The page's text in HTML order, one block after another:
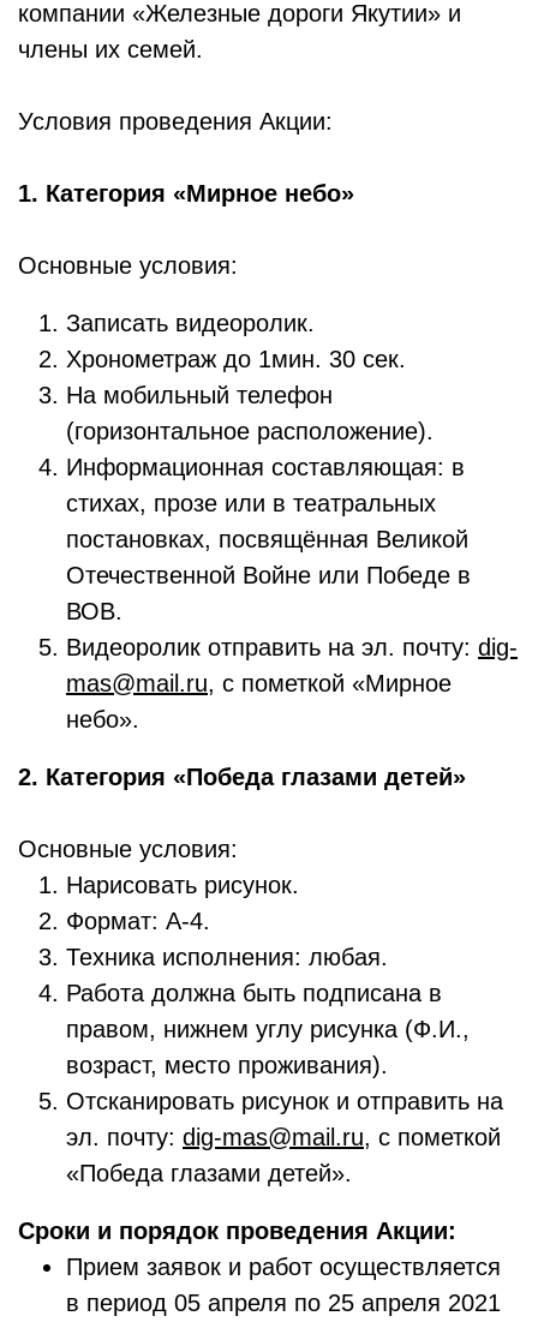
компании «Железные дороги Якутии» и
члены их семей.
Условия проведения Акции:
1. Категория «Мирное небо»
Основные условия:
Записать видеоролик.
Хронометраж до 1мин. 30 сек.
На мобильный телефон
(горизонтальное расположение).
Информационная составляющая: в
стихах, прозе или в театральных
постановках, посвящённая Великой
Отечественной Войне или Победе в
ВОВ.
Видеоролик отправить на эл. почту: dig-
mas@mail.ru, с пометкой «Мирное
небо».
2. Категория «Победа глазами детей»
Основные условия:
Нарисовать рисунок.
Формат: А-4.
Техника исполнения: любая.
Работа должна быть подписана в
правом, нижнем углу рисунка (Ф.И.,
возраст, место проживания).
Отсканировать рисунок и отправить на
эл. почту: dig-mas@mail.ru, с пометкой
«Победа глазами детей».
Сроки и порядок проведения Акции:
Прием заявок и работ осуществляется
в период 05 апреля по 25 апреля 2021